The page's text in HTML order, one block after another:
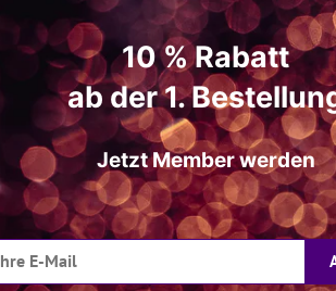
Schutzschicht
Einfluss auf
jederzeit gut
diese
zu trocknen (1
Was ist ein
Ein besonders
guten
schützt.
Detaillierte
10 % Rabatt
ab der 1.
Jetzt Member werden